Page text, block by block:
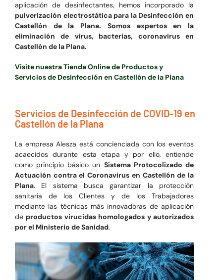
aplicación de desinfectantes, hemos incorporado la
pulverización electrostática para la Desinfección en
Castellón de la Plana. Somos expertos en la
eliminación de virus, bacterias, coronavirus en
Castellón de la Plana.
Visite nuestra Tienda Online de Productos y
Servicios de Desinfección en Castellón de la Plana
Servicios de Desinfección de COVID-19 en
Castellón de la Plana
La empresa Alesza está concienciada con los eventos
acaecidos durante esta etapa y por ello, entiende
como principio básico un Sistema Protocolizado de
Actuación contra el Coronavirus en Castellón de la
Plana. El sistema busca garantizar la protección
sanitaria de los Clientes y de los Trabajadores
mediante las técnicas más innovadoras de aplicación
de productos virucidas homologados y autorizados
por el Ministerio de Sanidad.